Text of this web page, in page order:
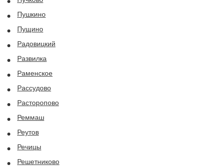
Пушкино
Пущино
Радовицкий
Развилка
Раменское
Рассудово
Расторопово
Реммаш
Реутов
Речицы
Решетниково